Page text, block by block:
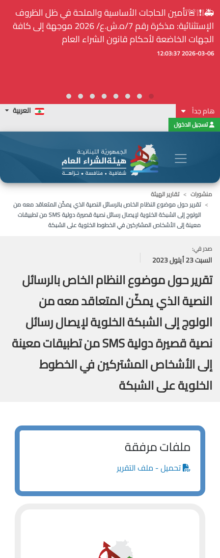
🚑❕❗❕🚨تأمين الحاجات الأساسية والملحة في ظل الظروف
الإستثنائية: مذكرة رقم 7/ه.ش.ع/ 2026 موجهة إلى كافة
الجهات الخاضعة لأحكام قانون الشراء العام
2026-03-06 12:03:37
هام جداً العربية
تسجيل الدخول
منشورات
تقارير الهيئة
تقرير حول موضوع النظام الخاص بالرسائل النصية الذي يمكّن المتعاقد معه من
الولوج إلى الشبكة الخلوية لإيصال رسائل نصية قصيرة دولية SMS من تطبيقات
معينة إلى الأشخاص المشتركين في الخطوط الخلوية على الشبكة
صدر في:
السبت 23 أيلول 2023
تقرير حول موضوع النظام الخاص بالرسائل
النصية الذي يمكّن المتعاقد معه من
الولوج إلى الشبكة الخلوية لإيصال رسائل
نصية قصيرة دولية SMS من تطبيقات معينة
إلى الأشخاص المشتركين في الخطوط
الخلوية على الشبكة
ملفات مرفقة
تحميل - ملف التقرير